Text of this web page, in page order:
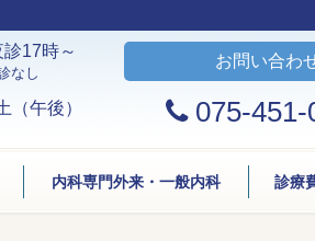
17時～
なし
（午後）
お問い合わ
075-451-
内科専門外来・一般内科 診療